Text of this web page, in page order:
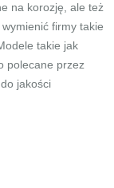
na korozję, ale też
firmy takie
takie jak
polecane przez
jakości